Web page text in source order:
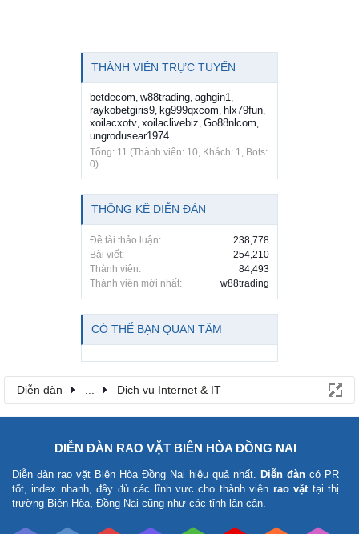
THÀNH VIÊN TRỰC TUYẾN
betdecom, w88trading, aghgin1,
raykobetgiris9, kg999qxcom, hlx79fun,
xoilacxotv, xoilaclivebiz, Go88nlcom,
ungrodusear1974
Tổng: 11 (Thành viên: 10, Khách: 1, Bots:
0)
THỐNG KÊ DIỄN ĐÀN
Đề tài thảo luận:
238,778
Bài viết:
254,210
Thành viên:
84,493
Thành viên mới nhất:
w88trading
CÓ THỂ BẠN QUAN TÂM
Diễn đàn Dịch vụ Internet & IT
DIỄN ĐÀN RAO VẶT BIÊN HÒA ĐỒNG NAI
Diễn đàn rao vặt Biên Hòa Đồng Nai hiệu quả nhất. Diễn đàn có PR
tốt, index nhanh, đầy đủ các lĩnh vực cho thành viên rao vặttại thị
trường Biên Hòa, Đồng Nai cũng như các tỉnh lân cận.